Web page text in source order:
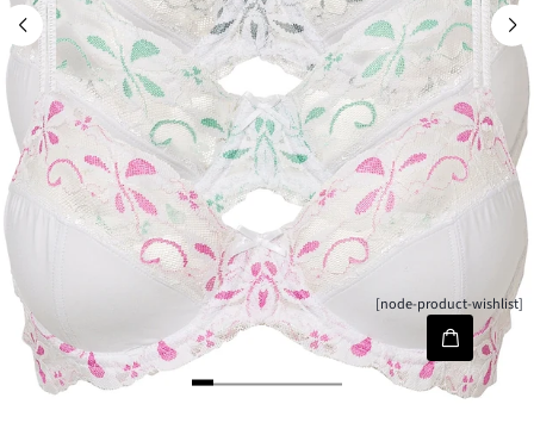
[node-product-wishlist]